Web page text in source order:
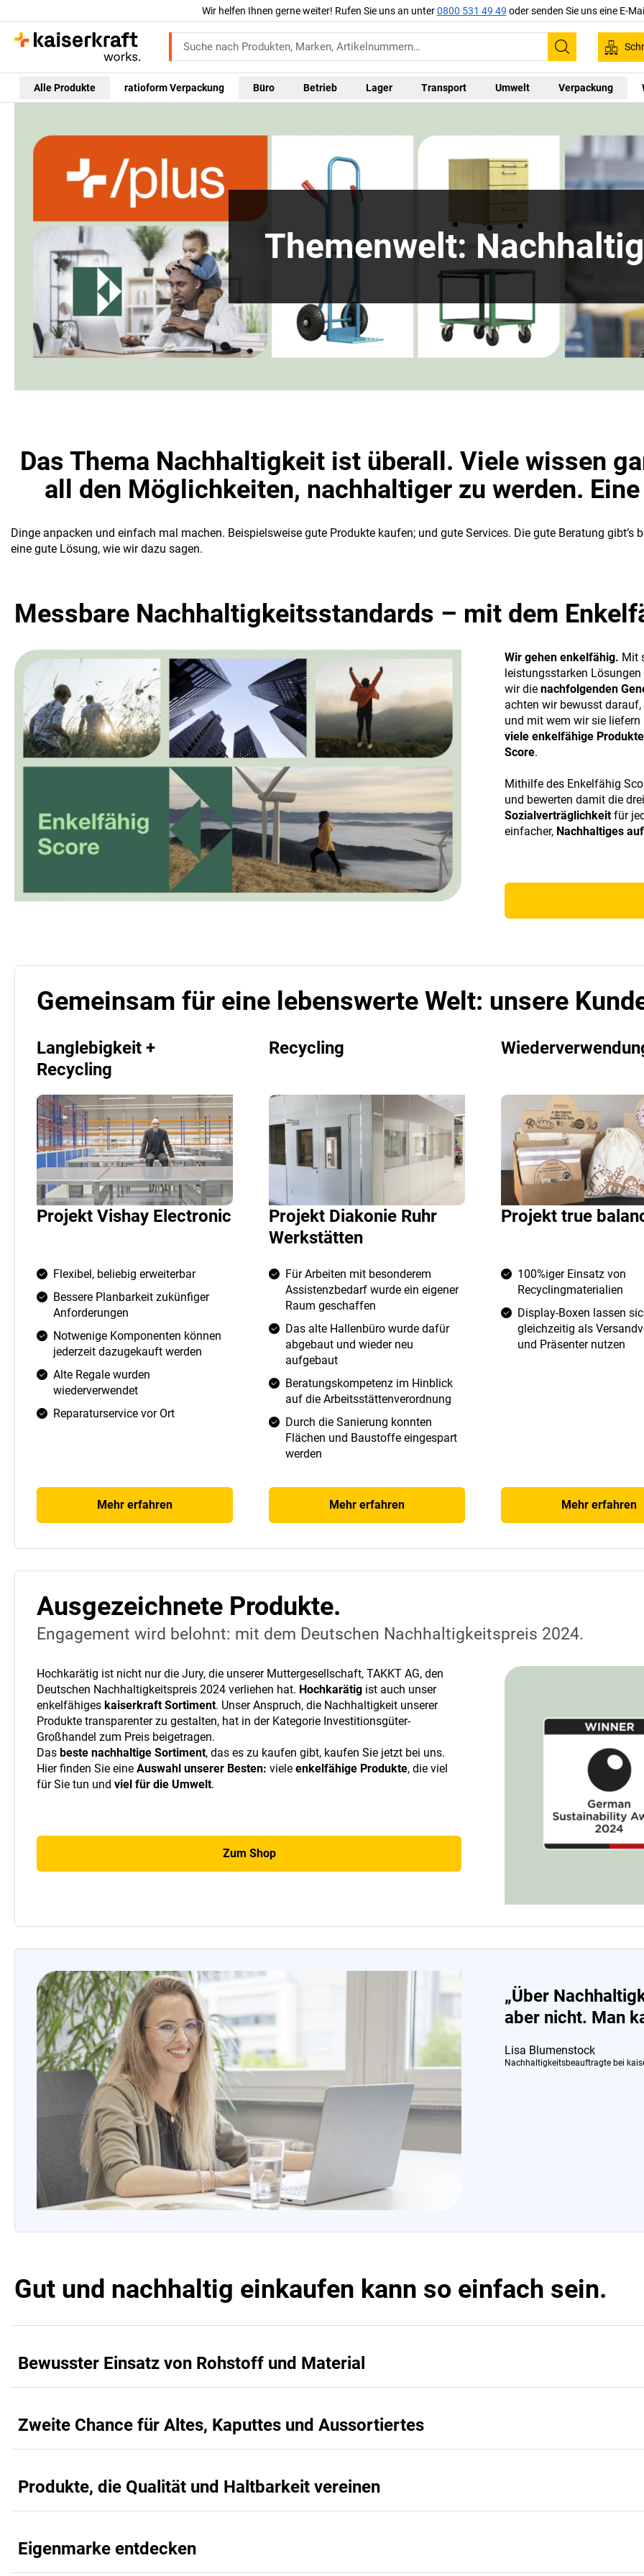
Wir helfen Ihnen gerne weiter! Rufen Sie uns an unter0800 531 49 49 oder senden Sie uns eine E-
Suchen
Alle Produkte ratioform Verpackung Büro Betrieb Lager Transport Umwelt Verpackung
Themenwelt:
Das Thema Nachhaltigkeit ist überall. Viele wissen
all den Möglichkeiten, nachhaltiger zu werden.
Dinge anpacken und einfach mal machen. Beispielsweise gute Produkte kaufen; und gute Services. Die gute Beratung
eine gute Lösung, wie wir dazu sagen.
Messbare Nachhaltigkeitsstandards – mit dem
Wir gehen enkelfähig. Mit
leistungsstarken
wir die nachfolgenden
achten wir bewusst
und mit wem wir sie liefern
viele enkelfähige
Score.
Mithilfe des Enkelfähig
und bewerten damit die drei
Sozialverträglichkeitfür
einfacher, Nachhaltiges
Gemeinsam für eine lebenswerte Welt: unsere
Langlebigkeit +
Recycling
Projekt Vishay Electronic
Flexibel, beliebig erweiterbar
Bessere Planbarkeit zukünfiger
Anforderungen
Notwenige Komponenten können
jederzeit dazugekauft werden
Alte Regale wurden
wiederverwendet
Reparaturservice vor Ort
Mehr erfahren
Recycling
Projekt Diakonie Ruhr
Werkstätten
Für Arbeiten mit besonderem
Assistenzbedarf wurde ein eigener
Raum geschaffen
Das alte Hallenbüro wurde dafür
abgebaut und wieder neu
aufgebaut
Beratungskompetenz im Hinblick
auf die Arbeitsstättenverordnung
Durch die Sanierung konnten
Flächen und Baustoffe eingespart
werden
Mehr erfahren
Projekt true
100%iger Einsatz von
Recyclingmaterialien
Display-Boxen lassen
gleichzeitig als
und Präsenter nutzen
Mehr erfahren
Ausgezeichnete Produkte.
Engagement wird belohnt: mit dem Deutschen Nachhaltigkeitspreis 2024.
Hochkarätig ist nicht nur die Jury, die unserer Muttergesellschaft, TAKKT AG, den
Deutschen Nachhaltigkeitspreis 2024 verliehen hat. Hochkarätig ist auch unser
enkelfähiges kaiserkraft Sortiment. Unser Anspruch, die Nachhaltigkeit unserer
Produkte transparenter zu gestalten, hat in der Kategorie Investitionsgüter-
Großhandel zum Preis beigetragen.
Das beste nachhaltige Sortiment, das es zu kaufen gibt, kaufen Sie jetzt bei uns.
Hier finden Sie eine Auswahl unserer Besten: viele enkelfähige Produkte, die viel
für Sie tun und viel für die Umwelt.
Zum Shop
„Über
aber nicht. Man
Lisa Blumenstock
Nachhaltigkeitsbeauftragte bei
Gut und nachhaltig einkaufen kann so einfach sein.
Bewusster Einsatz von Rohstoff und Material
Zweite Chance für Altes, Kaputtes und Aussortiertes
Produkte, die Qualität und Haltbarkeit vereinen
Eigenmarke entdecken